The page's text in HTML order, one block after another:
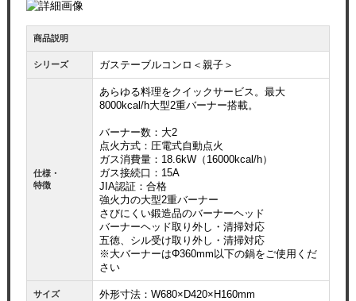
商品説明
シリーズ ガステーブルコンロ＜親子＞
仕様・
特徴
あらゆる料理をクイックサービス。最大
8000kcal/h大型2重バーナー搭載。
バーナー数：大2
点火方式：圧電式自動点火
ガス消費量：18.6kW（16000kcal/h）
ガス接続口：15A
JIA認証：合格
強火力の大型2重バーナー
さびにくい鍛造品のバーナーヘッド
バーナーヘッド取り外し・清掃対応
五徳、シル受け取り外し・清掃対応
※大バーナーはΦ360mm以下の鍋をご使用くだ
さい
サイズ 外形寸法：W680×D420×H160mm